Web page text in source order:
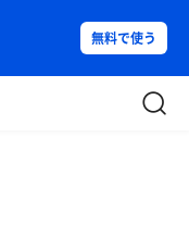
無料で使う